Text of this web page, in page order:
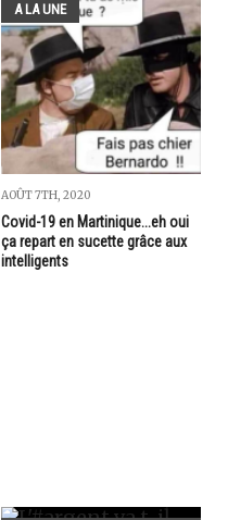
A LA UNE
AOÛT 7TH, 2020
Covid-19 en Martinique...eh oui
ça repart en sucette grâce aux
intelligents